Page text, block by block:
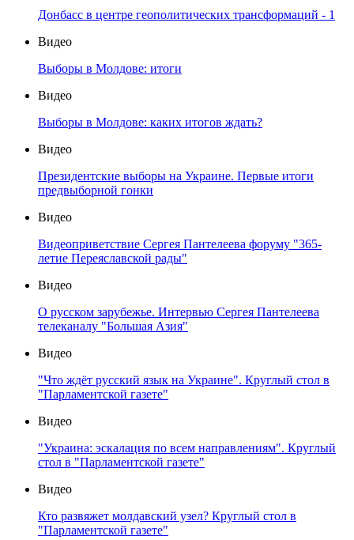
Донбасс в центре геополитических трансформаций - 1
Видео
Выборы в Молдове: итоги
Видео
Выборы в Молдове: каких итогов ждать?
Видео
Президентские выборы на Украине. Первые итоги
предвыборной гонки
Видео
Видеоприветствие Сергея Пантелеева форуму "365-
летие Переяславской рады"
Видео
О русском зарубежье. Интервью Сергея Пантелеева
телеканалу "Большая Азия"
Видео
"Что ждёт русский язык на Украине". Круглый стол в
"Парламентской газете"
Видео
"Украина: эскалация по всем направлениям". Круглый
стол в "Парламентской газете"
Видео
Кто развяжет молдавский узел? Круглый стол в
"Парламентской газете"